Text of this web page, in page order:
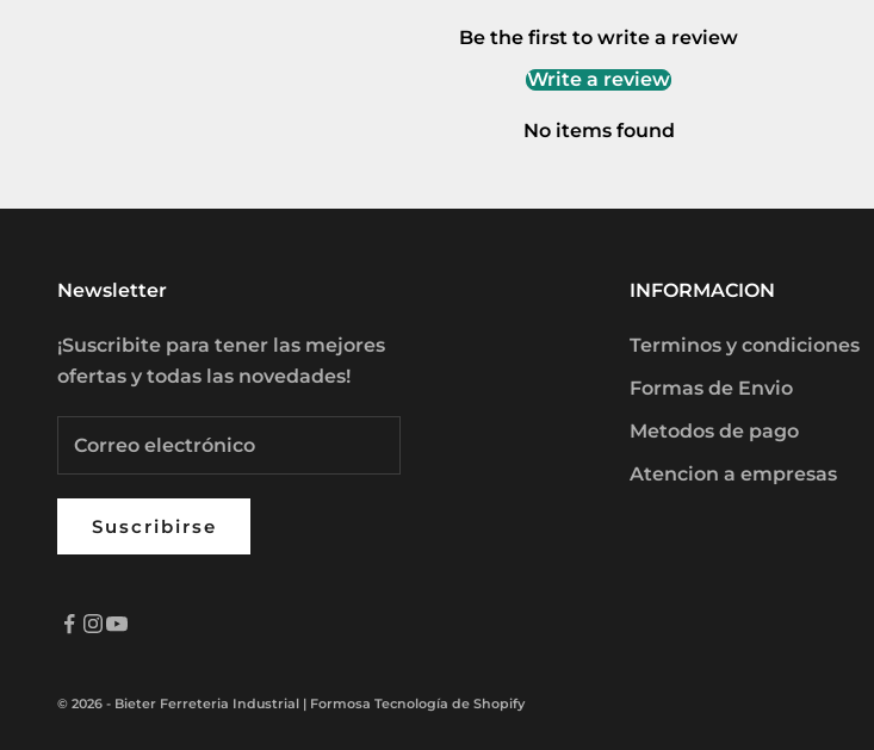
Be the first to write a review
Write a review
No items found
Newsletter
¡Suscribite para tener las mejores
ofertas y todas las novedades!
Suscribirse
INFORMACION
Terminos y condiciones
Formas de Envio
Metodos de pago
Atencion a empresas
© 2026 - Bieter Ferreteria Industrial | Formosa Tecnología de Shopify